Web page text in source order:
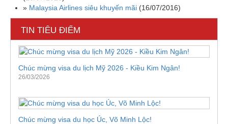
» Malaysia Airlines siêu khuyến mãi (16/07/2016)
TIN TIÊU ĐIỂM
Chúc mừng visa du lịch Mỹ 2026 - Kiều Kim Ngân!
26/03/2026
Chúc mừng visa du học Úc, Võ Minh Lộc!